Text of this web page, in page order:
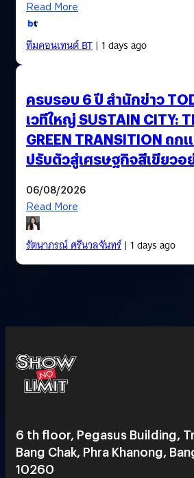
Read More
ทีมคอนเทนต์ BT| 1 days ago
ครบรอบ 6 ปี สำนักข่าว
เวทีใหญ่ SUSTAIN CITY:
GREEN TRANSITION ถก
ปรับตัวสู่เศรษฐกิจสีเขียวอ
06/08/2026
Read More
รัตนาภรณ์ ศรีนวลจันทร์| 1 days ago
6 th floor, Pegasus Building,
Bang Chak, Phra Khanong,
10260